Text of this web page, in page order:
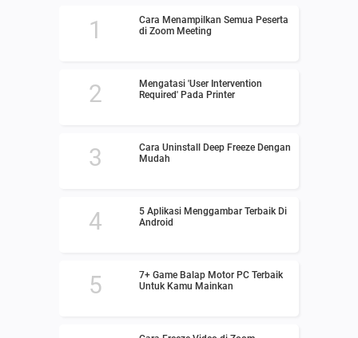
Cara Menampilkan Semua Peserta
di Zoom Meeting
Mengatasi 'User Intervention
Required' Pada Printer
Cara Uninstall Deep Freeze Dengan
Mudah
5 Aplikasi Menggambar Terbaik Di
Android
7+ Game Balap Motor PC Terbaik
Untuk Kamu Mainkan